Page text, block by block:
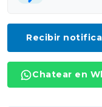
Recibir
Chatear en